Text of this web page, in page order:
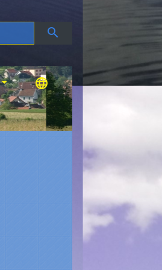
search
language